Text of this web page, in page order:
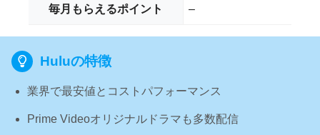
毎月もらえるポイント –
Huluの特徴
業界で最安値とコストパフォーマンス
Prime Videoオリジナルドラマも多数配信